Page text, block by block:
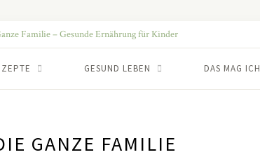
GESUND LEBEN DAS MAG ICH
GANZE FAMILIE